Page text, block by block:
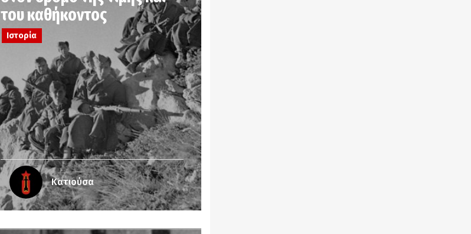
του καθήκοντος
Ιστορία
Κατιούσα